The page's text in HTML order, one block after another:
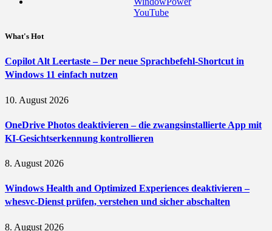
What's Hot
Copilot Alt Leertaste – Der neue Sprachbefehl-Shortcut in
Windows 11 einfach nutzen
10. August 2026
OneDrive Photos deaktivieren – die zwangsinstallierte App mit
KI-Gesichtserkennung kontrollieren
8. August 2026
Windows Health and Optimized Experiences deaktivieren –
whesvc-Dienst prüfen, verstehen und sicher abschalten
8. August 2026